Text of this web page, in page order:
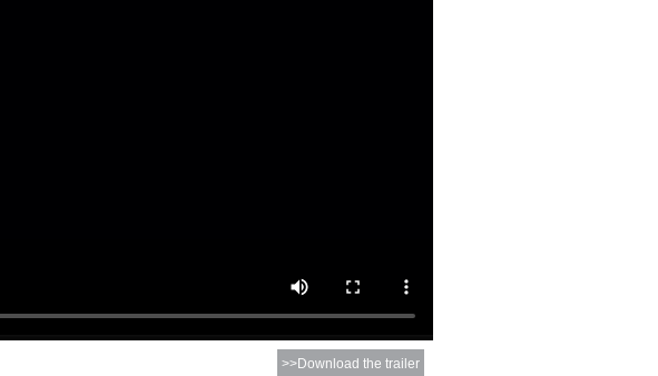
>>Download the trailer